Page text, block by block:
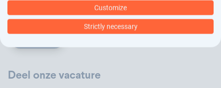
wij jouw gegevens verwerken.
Verstuur
Deel onze vacature
Customize
Strictly necessary